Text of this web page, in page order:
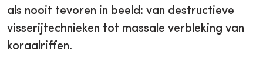
als nooit tevoren in beeld: van destructieve
visserijtechnieken tot massale verbleking van
koraalriffen.